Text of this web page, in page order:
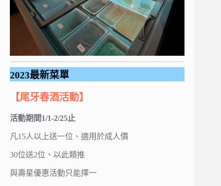
2023最新菜單
【尾牙春酒活動】
活動期間1/1-2/25止
凡15人以上送一位、適用於成人價
30位送2位、以此類推
與壽星優惠活動只能擇一